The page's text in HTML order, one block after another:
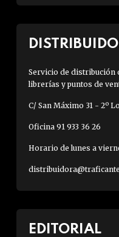
Servicio de distribución
librerías y puntos de
C/ San Máximo 31 - 2º
Oficina 91 933 36 26
Horario de lunes a
EDITORIAL